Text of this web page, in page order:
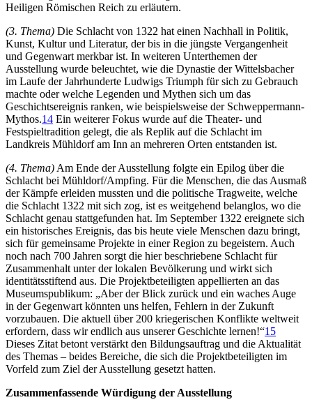
Heiligen Römischen Reich zu erläutern.
(3. Thema) Die Schlacht von 1322 hat einen Nachhall in Politik,
Kunst, Kultur und Literatur, der bis in die jüngste Vergangenheit
und Gegenwart merkbar ist. In weiteren Unterthemen der
Ausstellung wurde beleuchtet, wie die Dynastie der Wittelsbacher
im Laufe der Jahrhunderte Ludwigs Triumph für sich zu Gebrauch
machte oder welche Legenden und Mythen sich um das
Geschichtsereignis ranken, wie beispielsweise der Schweppermann-
Mythos.14 Ein weiterer Fokus wurde auf die Theater- und
Festspieltradition gelegt, die als Replik auf die Schlacht im
Landkreis Mühldorf am Inn an mehreren Orten entstanden ist.
(4. Thema) Am Ende der Ausstellung folgte ein Epilog über die
Schlacht bei Mühldorf/Ampfing. Für die Menschen, die das Ausmaß
der Kämpfe erleiden mussten und die politische Tragweite, welche
die Schlacht 1322 mit sich zog, ist es weitgehend belanglos, wo die
Schlacht genau stattgefunden hat. Im September 1322 ereignete sich
ein historisches Ereignis, das bis heute viele Menschen dazu bringt,
sich für gemeinsame Projekte in einer Region zu begeistern. Auch
noch nach 700 Jahren sorgt die hier beschriebene Schlacht für
Zusammenhalt unter der lokalen Bevölkerung und wirkt sich
identitätsstiftend aus. Die Projektbeteiligten appellierten an das
Museumspublikum: „Aber der Blick zurück und ein waches Auge
in der Gegenwart könnten uns helfen, Fehlern in der Zukunft
vorzubauen. Die aktuell über 200 kriegerischen Konflikte weltweit
erfordern, dass wir endlich aus unserer Geschichte lernen!“15
Dieses Zitat betont verstärkt den Bildungsauftrag und die Aktualität
des Themas – beides Bereiche, die sich die Projektbeteiligten im
Vorfeld zum Ziel der Ausstellung gesetzt hatten.
Zusammenfassende Würdigung der Ausstellung